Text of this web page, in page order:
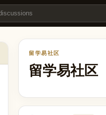
会被拒签吗？ | 留学易
留学易社区
留学易社区